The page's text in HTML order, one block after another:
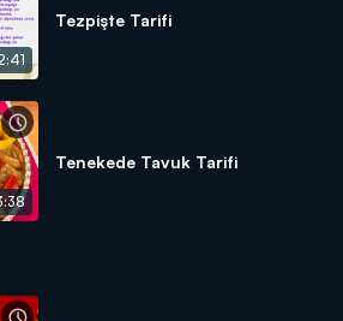
Tezpişte Tarifi
Tenekede Tavuk Tarifi